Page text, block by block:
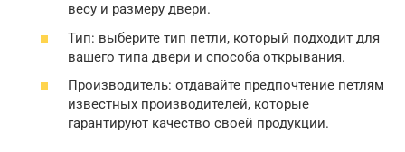
весу и размеру двери.
Тип: выберите тип петли, который подходит для
вашего типа двери и способа открывания.
Производитель: отдавайте предпочтение петлям
известных производителей, которые
гарантируют качество своей продукции.